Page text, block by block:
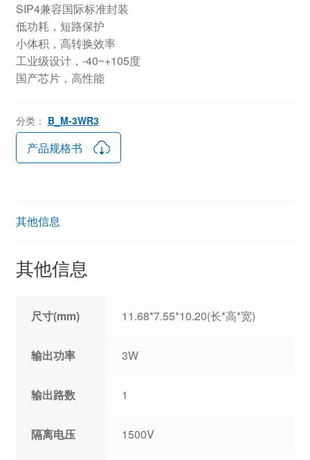
SIP4兼容国际标准封装
低功耗，短路保护
小体积，高转换效率
工业级设计，-40~+105度
国产芯片，高性能
分类： B_M-3WR3
产品规格书
其他信息
其他信息
尺寸(mm) 11.68*7.55*10.20(长*高*宽)
输出功率 3W
输出路数 1
隔离电压 1500V